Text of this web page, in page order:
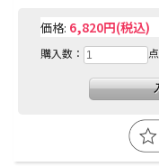
価格: 6,820円(税込)
購入数： 点